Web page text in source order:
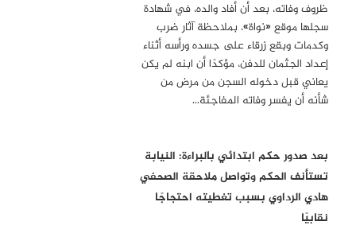
ظروف وفاته، بعد أن أفاد والده، في شهادة
سجلها موقع «نواة»، بملاحظة آثار ضرب
وكدمات وبقع زرقاء على جسده ورأسه أثناء
إعداد الجثمان للدفن، مؤكدًا أن ابنه لم يكن
يعاني قبل دخوله السجن من مرض من
شأنه أن يفسر وفاته المفاجئة…
بعد صدور حكم ابتدائي بالبراءة: النيابة
تستأنف الحكم وتواصل ملاحقة الصحفي
هادي الرداوي بسبب تغطيته احتجاجًا
نقابيًا